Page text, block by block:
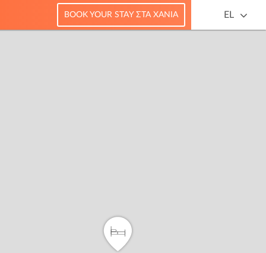
EL
BOOK YOUR STAY ΣΤΑ ΧΑΝΙΆ